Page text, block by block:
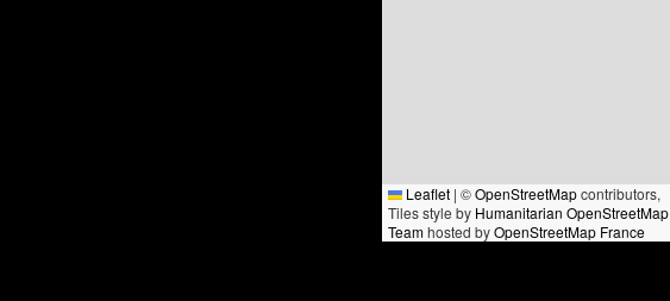
Leaflet | ©OpenStreetMapcontributors,
Tiles style by Humanitarian OpenStreetMap
Teamhosted byOpenStreetMap France